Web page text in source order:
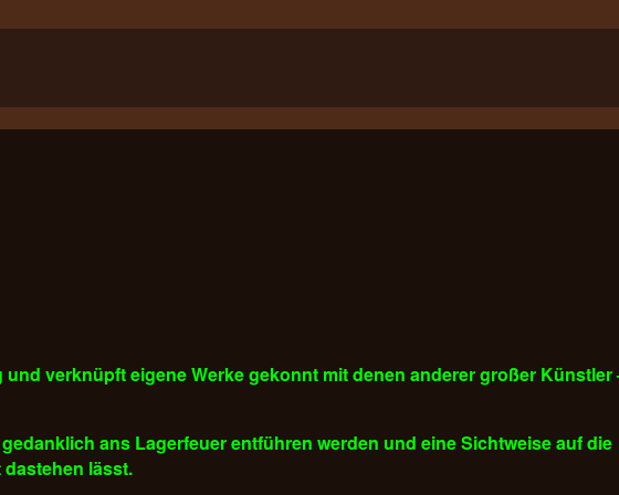
verknüpft eigene Werke gekonnt mit denen anderer großer Künstler
ans Lagerfeuer entführen werden und eine Sichtweise auf die
lässt.